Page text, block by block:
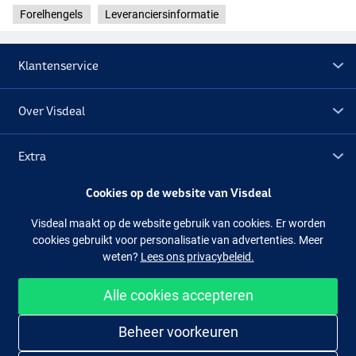
- Transportlengte: 151cm
- Gewicht: 175g
- Lengte: 3.05m
- Werpgewicht: 15-45g
- Transportlengte: 156cm
Forelhengels Leveranciersinformatie
Klantenservice
Over Visdeal
Extra
Facebook Instagram
Makkelijk en veilig shoppen
Cookies op de website van Visdeal
Visdeal maakt op de website gebruik van cookies. Er worden
cookies gebruikt voor personalisatie van advertenties. Meer
weten? Lees ons privacybeleid.
Alle cookies accepteren
Beheer voorkeuren